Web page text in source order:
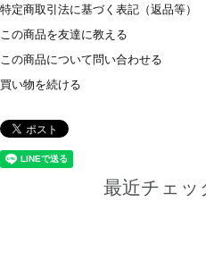
特定商取引法に基づく表記（返品等）
この商品を友達に教える
この商品について問い合わせる
買い物を続ける
最近チェッ